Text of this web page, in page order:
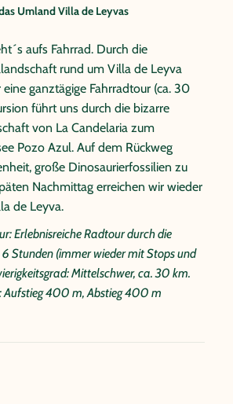
Umland Villa de Leyvas
aufs Fahrrad. Durch die
rund um Villa de Leyva
ganztägige Fahrradtour (ca. 30
führt uns durch die bizarre
von La Candelaria zum
Pozo Azul. Auf dem Rückweg
große Dinosaurierfossilien zu
Nachmittag erreichen wir wieder
de Leyva.
Erlebnisreiche Radtour durch die
6 Stunden (immer wieder mit Stops und
Mittelschwer, ca. 30 km.
Aufstieg 400 m, Abstieg 400 m